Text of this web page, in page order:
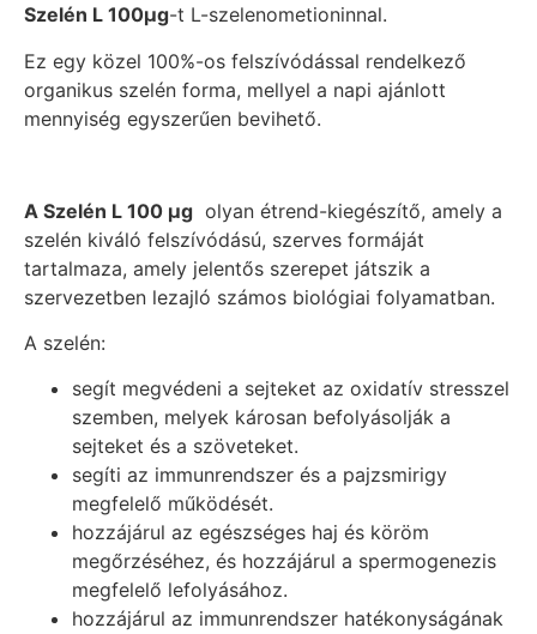
Szelén L 100µg-t L-szelenometioninnal.
Ez egy közel 100%-os felszívódással rendelkező
organikus szelén forma, mellyel a napi ajánlott
mennyiség egyszerűen bevihető.
A Szelén L 100 µg olyan étrend-kiegészítő, amely a
szelén kiváló felszívódású, szerves formáját
tartalmaza, amely jelentős szerepet játszik a
szervezetben lezajló számos biológiai folyamatban.
A szelén:
segít megvédeni a sejteket az oxidatív stresszel
szemben, melyek károsan befolyásolják a
sejteket és a szöveteket.
segíti az immunrendszer és a pajzsmirigy
megfelelő működését.
hozzájárul az egészséges haj és köröm
megőrzéséhez, és hozzájárul a spermogenezis
megfelelő lefolyásához.
hozzájárul az immunrendszer hatékonyságának